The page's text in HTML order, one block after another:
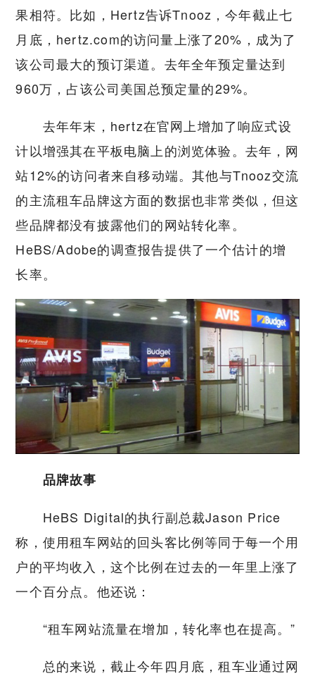
果相符。比如，Hertz告诉Tnooz，今年截止七
月底，hertz.com的访问量上涨了20%，成为了
该公司最大的预订渠道。去年全年预定量达到
960万，占该公司美国总预定量的29%。
去年年末，hertz在官网上增加了响应式设
计以增强其在平板电脑上的浏览体验。去年，网
站12%的访问者来自移动端。其他与Tnooz交流
的主流租车品牌这方面的数据也非常类似，但这
些品牌都没有披露他们的网站转化率。
HeBS/Adobe的调查报告提供了一个估计的增
长率。
品牌故事
HeBS Digital的执行副总裁Jason Price
称，使用租车网站的回头客比例等同于每一个用
户的平均收入，这个比例在过去的一年里上涨了
一个百分点。他还说：
“租车网站流量在增加，转化率也在提高。”
总的来说，截止今年四月底，租车业通过网